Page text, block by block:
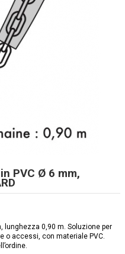
PVC Ø 6 mm,
lunghezza 0,90 m. Soluzione per
o accessi, con materiale PVC.